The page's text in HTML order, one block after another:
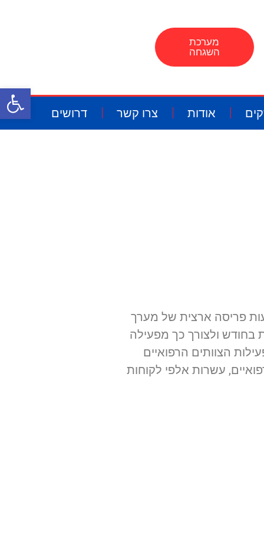
מערכת
השגחה
אודות צרו קשר דרושים
פריסה ארצית של מערך
בית בחודש ולצורך כך מפעילה
הצוותים הרפואיים
עשרות אלפי לקוחות